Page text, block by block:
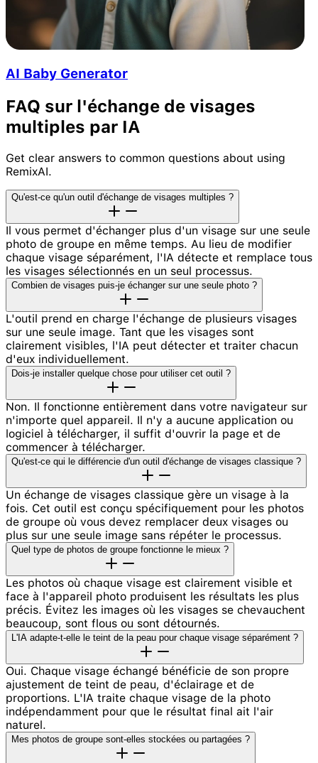
AI Baby Generator
FAQ sur l'échange de visages
multiples par IA
Get clear answers to common questions about using
RemixAI.
Qu'est-ce qu'un outil d'échange de visages multiples ?
Il vous permet d'échanger plus d'un visage sur une seule
photo de groupe en même temps. Au lieu de modifier
chaque visage séparément, l'IA détecte et remplace tous
les visages sélectionnés en un seul processus.
Combien de visages puis-je échanger sur une seule photo ?
L'outil prend en charge l'échange de plusieurs visages
sur une seule image. Tant que les visages sont
clairement visibles, l'IA peut détecter et traiter chacun
d'eux individuellement.
Dois-je installer quelque chose pour utiliser cet outil ?
Non. Il fonctionne entièrement dans votre navigateur sur
n'importe quel appareil. Il n'y a aucune application ou
logiciel à télécharger, il suffit d'ouvrir la page et de
commencer à télécharger.
Qu'est-ce qui le différencie d'un outil d'échange de visages classique ?
Un échange de visages classique gère un visage à la
fois. Cet outil est conçu spécifiquement pour les photos
de groupe où vous devez remplacer deux visages ou
plus sur une seule image sans répéter le processus.
Quel type de photos de groupe fonctionne le mieux ?
Les photos où chaque visage est clairement visible et
face à l'appareil photo produisent les résultats les plus
précis. Évitez les images où les visages se chevauchent
beaucoup, sont flous ou sont détournés.
L'IA adapte-t-elle le teint de la peau pour chaque visage séparément ?
Oui. Chaque visage échangé bénéficie de son propre
ajustement de teint de peau, d'éclairage et de
proportions. L'IA traite chaque visage de la photo
indépendamment pour que le résultat final ait l'air
naturel.
Mes photos de groupe sont-elles stockées ou partagées ?